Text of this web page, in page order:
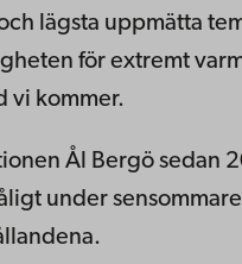
lägsta uppmätta
för extremt
vi kommer.
Ål Bergö sedan
under